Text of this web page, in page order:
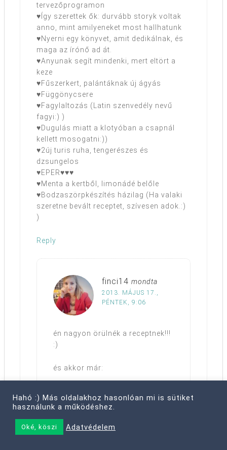
tervezőprogramon
♥Így szerettek ők: durvább storyk voltak
anno, mint amilyeneket most hallhatunk
♥Nyerni egy könyvet, amit dedikálnak, és
maga az írónő ad át.
♥Anyunak segít mindenki, mert eltört a
keze
♥Fűszerkert, palántáknak új ágyás
♥Függönycsere
♥Fagylaltozás (Latin szenvedély nevű
fagyi:) )
♥Dugulás miatt a klotyóban a csapnál
kellett mosogatni:))
♥2új turis ruha, tengerészes és
dzsungelos
♥EPER♥♥♥
♥Menta a kertből, limonádé belőle
♥Bodzaszörpkészítés házilag (Ha valaki
szeretne bevált receptet, szívesen adok.:)
)
Reply
finci14 mondta
2013. MÁJUS 17.,
PÉNTEK, 9:06
én nagyon örülnék a receptnek!!!
:)
és akkor már:
hűtőben várja a mai ebédet ♥ úgy
hullámvölgyemből, szóval jöhet
a vizsgaidőszak ♥ lábujjgyűrű,
Hahó :) Más oldalakhoz hasonlóan mi is sütiket
használunk a működéshez.
Oké, köszi Adatvédelem